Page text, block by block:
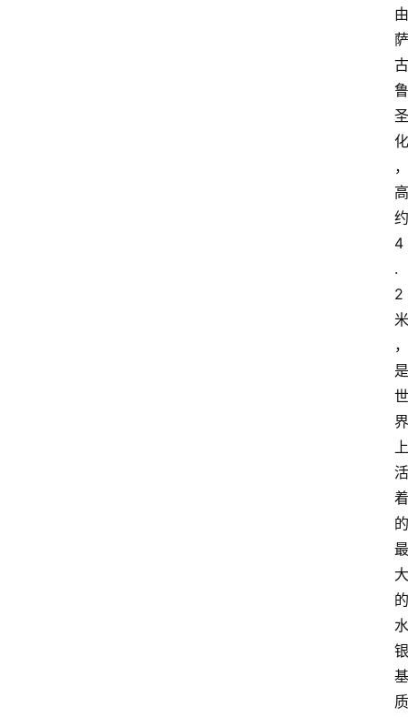
由
萨
古
鲁
圣
化
，
高
约
4
.
2
米
，
是
世
界
上
活
着
的
最
大
的
水
银
基
质